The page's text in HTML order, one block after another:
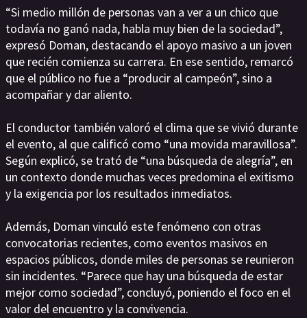
“Si medio millón de personas van a ver a un chico que
todavía no ganó nada, habla muy bien de la sociedad”,
expresó Doman, destacando el apoyo masivo a un joven
que recién comienza su carrera. En ese sentido, remarcó
que el público no fue a “producir al campeón”, sino a
acompañar y dar aliento.
El conductor también valoró el clima que se vivió durante
el evento, al que calificó como “una movida maravillosa”.
Según explicó, se trató de “una búsqueda de alegría”, en
un contexto donde muchas veces predomina el exitismo
y la exigencia por los resultados inmediatos.
Además, Doman vinculó este fenómeno con otras
convocatorias recientes, como eventos masivos en
espacios públicos, donde miles de personas se reunieron
sin incidentes. “Parece que hay una búsqueda de estar
mejor como sociedad”, concluyó, poniendo el foco en el
valor del encuentro y la convivencia.